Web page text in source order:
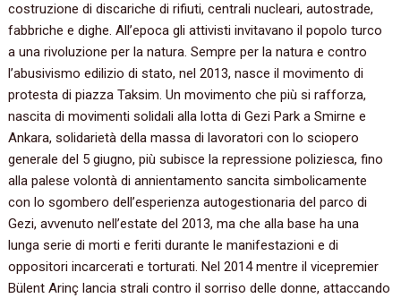
costruzione di discariche di rifiuti,‭ ‬centrali nucleari,‭ ‬autostrade,‭
‬fabbriche e dighe.‭ ‬All’epoca gli attivisti invitavano il popolo turco
a una rivoluzione per la natura.‭ ‬Sempre per la natura e contro
l’abusivismo edilizio di stato,‭ ‬nel‭ ‬2013,‭ ‬nasce il movimento di
protesta di piazza Taksim.‭ ‬Un movimento che più si rafforza,‭
‬nascita di movimenti solidali alla lotta di Gezi Park a Smirne e
Ankara,‭ ‬solidarietà della massa di lavoratori con lo sciopero
generale del‭ ‬5‭ ‬giugno,‭ ‬più subisce la repressione poliziesca,‭ ‬fino
alla palese volontà di annientamento sancita simbolicamente
con lo sgombero dell’esperienza autogestionaria del parco di
Gezi,‭ ‬avvenuto nell’estate del‭ ‬2013,‭ ‬ma che alla base ha una
lunga serie di morti e feriti durante le manifestazioni e di
oppositori incarcerati e torturati. Nel‭ ‬2014‭ ‬mentre il vicepremier
Bülent Arinç lancia strali contro il sorriso delle donne,‭ ‬attaccando